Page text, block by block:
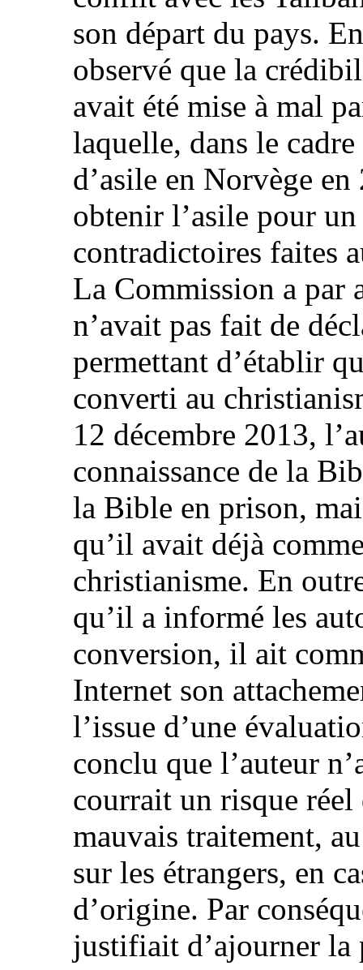
son départ du pays.
observé que la
avait été mise à mal
laquelle, dans le cadre
d’asile en Norvège
obtenir l’asile pour
contradictoires faites
La Commission a par
n’avait pas fait de
permettant d’établir
converti au
12 décembre 2013,
connaissance de la
la Bible en prison,
qu’il avait déjà
christianisme. En
qu’il a informé les
conversion, il ait
Internet son
l’issue d’une
conclu que l’auteur
courrait un risque
mauvais traitement,
sur les étrangers, en
d’origine. Par
justifiait d’ajourner la